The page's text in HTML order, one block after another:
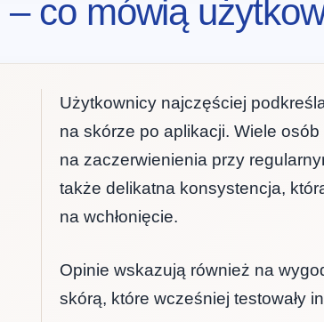
co mówią
Użytkownicy najczęściej
na skórze po aplikacji. Wiele
na zaczerwienienia przy
także delikatna konsystencja,
na wchłonięcie.
Opinie wskazują również na
skórą, które wcześniej testowały